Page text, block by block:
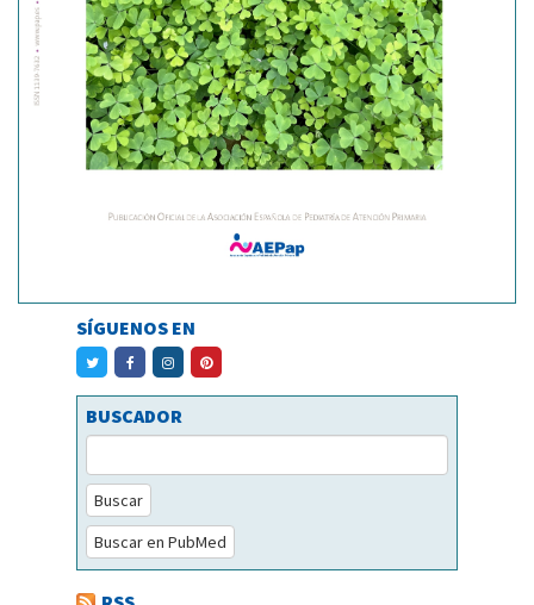
SÍGUENOS EN
BUSCADOR
Buscar
Buscar en PubMed